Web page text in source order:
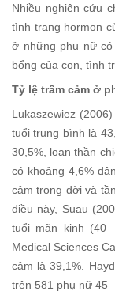
Nhiều nghiên cứu
tình trạng hormon
ở những phụ nữ
bổng của con, tình
Tỷ lệ trầm cảm ở
Lukaszewiez
tuổi trung bình là
30,5%, loạn thần
có khoảng 4,6%
cảm trong đời và
điều này, Suau
tuổi mãn kinh (40
Medical Sciences
cảm là 39,1%.
trên 581 phụ nữ 45